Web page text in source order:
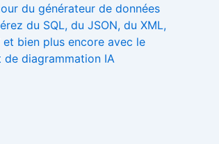
du générateur de données
du SQL, du JSON, du XML,
et bien plus encore avec le
diagrammation IA